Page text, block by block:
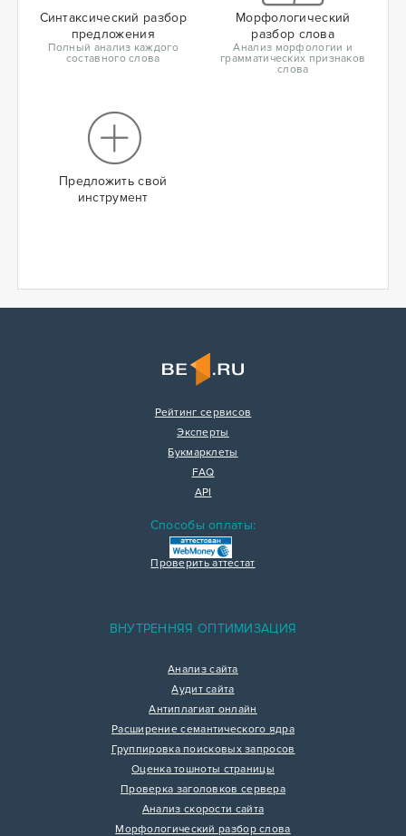
Синтаксический разбор
предложения
Полный анализ каждого
составного слова
Морфологический
разбор слова
Анализ морфологии и
грамматических признаков
слова
Предложить свой
инструмент
Рейтинг сервисов
Эксперты
Букмарклеты
FAQ
API
Способы оплаты:
Проверить аттестат
ВНУТРЕННЯЯ ОПТИМИЗАЦИЯ
Анализ сайта
Аудит сайта
Антиплагиат онлайн
Расширение семантического ядра
Группировка поисковых запросов
Оценка тошноты страницы
Проверка заголовков сервера
Анализ скорости сайта
Морфологический разбор слова